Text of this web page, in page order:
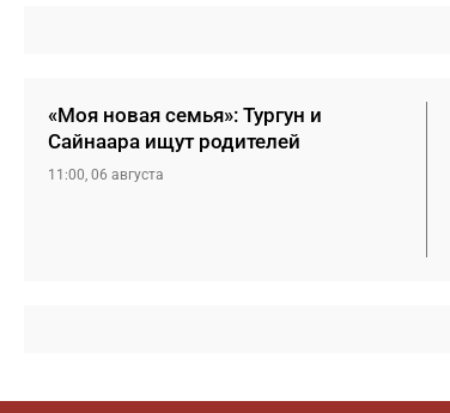
«Моя новая семья»: Тургун и
Сайнаара ищут родителей
11:00, 06 августа